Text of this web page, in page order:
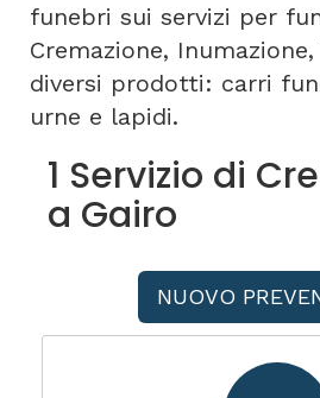
funebri sui servizi per
Cremazione,
diversi prodotti: carri
urne e lapidi.
1 Servizio di
a Gairo
NUOVO